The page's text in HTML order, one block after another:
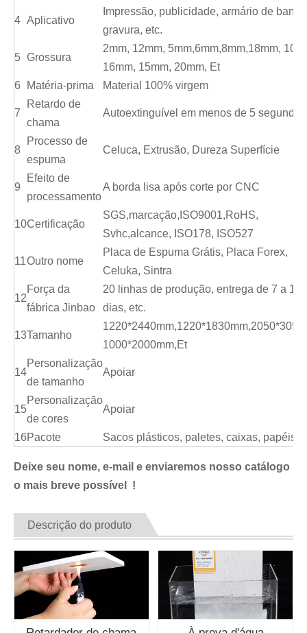
4 Aplicativo
Impressão, publicidade, armário de
gravura, etc.
5 Grossura
2mm, 12mm, 5mm,6mm,8mm,18mm,
16mm, 15mm, 20mm, Et
6
Matéria-prima Material 100% virgem
7
Retardo de
chama
Autoextinguível em menos de 5 segundos
8
Processo de
espuma
Celuca, Extrusão, Dureza Superfície
9
Efeito de
processamento
A borda lisa após corte por CNC
10Certificação
SGS,marcação,ISO9001,RoHS,
Svhc,alcance, ISO178, ISO527
11Outro nome
Placa de Espuma Grátis, Placa Forex,
Celuka, Sintra
12
Força da
fábrica Jinbao
20 linhas de produção, entrega de 7 a 10
dias, etc.
13Tamanho
1000*2000mm,Et
14
Personalização
de tamanho
Apoiar
15
Personalização
de cores
Apoiar
16Pacote Sacos plásticos, paletes, caixas, papéis
Deixe seu nome, e-mail e enviaremos nosso catálogo
o mais breve possível !
Descrição do produto